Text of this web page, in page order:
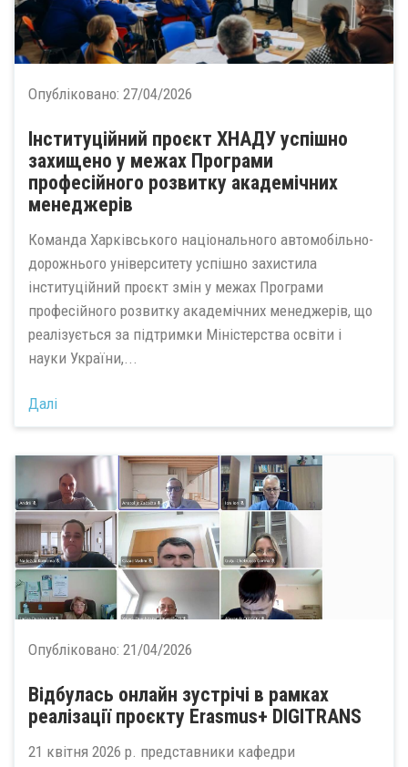
Опубліковано: 27/04/2026
Інституційний проєкт ХНАДУ успішно
захищено у межах Програми
професійного розвитку академічних
менеджерів
Команда Харківського національного автомобільно-
дорожнього університету успішно захистила
інституційний проєкт змін у межах Програми
професійного розвитку академічних менеджерів, що
реалізується за підтримки Міністерства освіти і
науки України,...
Далі
Опубліковано: 21/04/2026
Відбулась онлайн зустрічі в рамках
реалізації проєкту Erasmus+ DIGITRANS
21 квітня 2026 р. представники кафедри